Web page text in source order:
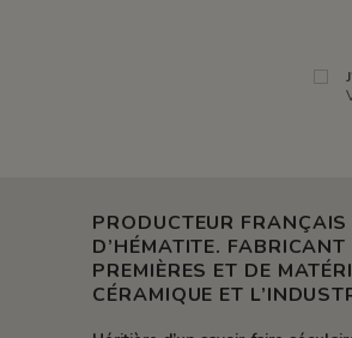
PRODUCTEUR FRANÇAIS
D’HÉMATITE. FABRICANT
PREMIÈRES ET DE
CÉRAMIQUE ET